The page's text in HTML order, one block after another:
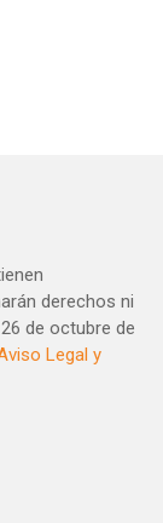
derechos ni
de octubre de
Legal y